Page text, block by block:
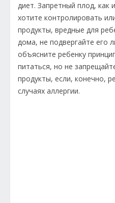
диет. Запретный плод, как
хотите контролировать
продукты, вредные для
дома, не подвергайте его
объясните ребенку
питаться, но не
продукты, если, конечно,
случаях аллергии.